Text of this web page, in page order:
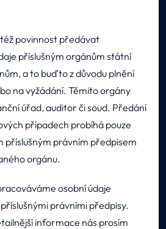
povinnost předávat
příslušným orgánům státní
a to buďto z důvodu plnění
na vyžádání. Těmito orgány
úřad, auditor či soud. Předání
případech probíhá pouze
příslušným právním předpisem
orgánu.
osobní údaje
právními předpisy.
informace nás prosím